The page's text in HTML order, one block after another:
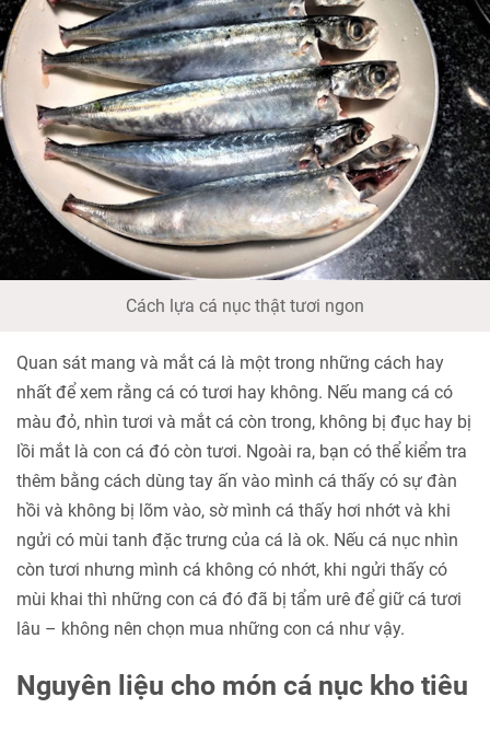
Cách lựa cá nục thật tươi ngon
Quan sát mang và mắt cá là một trong những cách hay
nhất để xem rằng cá có tươi hay không. Nếu mang cá có
màu đỏ, nhìn tươi và mắt cá còn trong, không bị đục hay bị
lồi mắt là con cá đó còn tươi. Ngoài ra, bạn có thể kiểm tra
thêm bằng cách dùng tay ấn vào mình cá thấy có sự đàn
hồi và không bị lõm vào, sờ mình cá thấy hơi nhớt và khi
ngửi có mùi tanh đặc trưng của cá là ok. Nếu cá nục nhìn
còn tươi nhưng mình cá không có nhớt, khi ngửi thấy có
mùi khai thì những con cá đó đã bị tẩm urê để giữ cá tươi
lâu – không nên chọn mua những con cá như vậy.
Nguyên liệu cho món cá nục kho tiêu